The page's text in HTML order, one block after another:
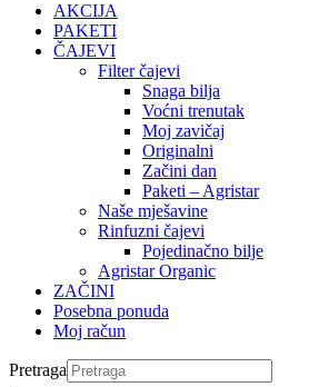
AKCIJA
PAKETI
ČAJEVI
Filter čajevi
Snaga bilja
Voćni trenutak
Moj zavičaj
Originalni
Začini dan
Paketi – Agristar
Naše mješavine
Rinfuzni čajevi
Pojedinačno bilje
Agristar Organic
ZAČINI
Posebna ponuda
Moj račun
Pretraga